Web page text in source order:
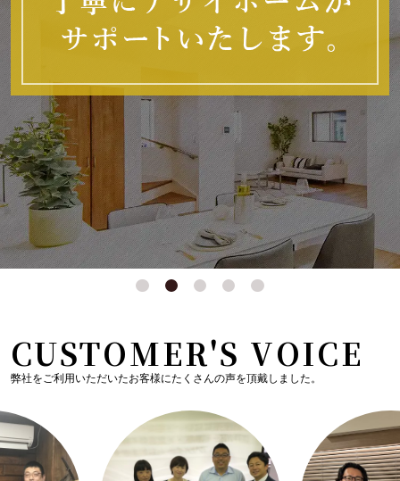
CUSTOMER'S VOICE
弊社をご利用いただいたお客様にたくさんの声を頂戴しました。